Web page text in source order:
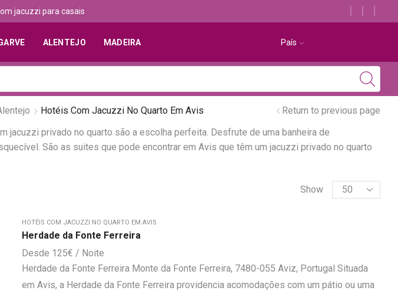
jacuzzi para casais
ALENTEJO MADEIRA País
Hotéis Com Jacuzzi No Quarto Em Avis
Return to previous page
jacuzzi privado no quarto são a escolha perfeita. Desfrute de uma banheira de
São as suites que pode encontrar em Avis que têm um jacuzzi privado no quarto
Show
HOTÉIS COM JACUZZI NO QUARTO EM AVIS
Herdade da Fonte Ferreira
125€
Herdade da Fonte Ferreira Monte da Fonte Ferreira, 7480-055 Aviz, Portugal Situada
em Avis, a Herdade da Fonte Ferreira providencia acomodações com um pátio ou uma